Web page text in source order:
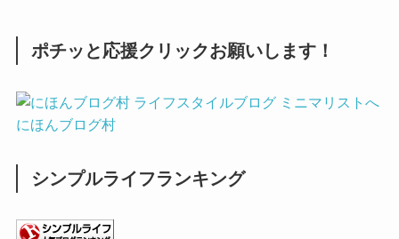
ポチッと応援クリックお願いします！
にほんブログ村
シンプルライフランキング